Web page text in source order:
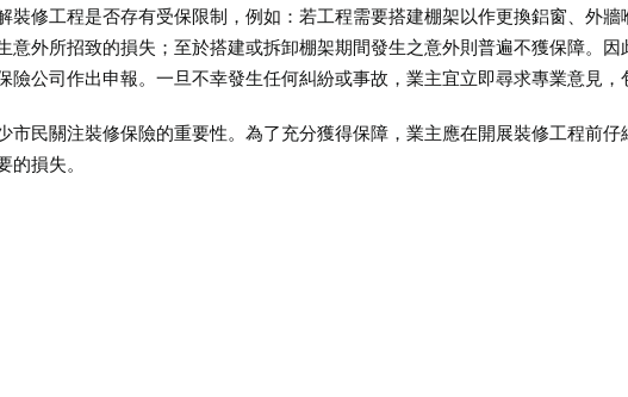
裝修工程是否存有受保限制，例如：若工程需要搭建棚架以作更換鋁窗、外
意外所招致的損失；至於搭建或拆卸棚架期間發生之意外則普遍不獲保障。
公司作出申報。一旦不幸發生任何糾紛或事故，業主宜立即尋求專業意見，
市民關注裝修保險的重要性。為了充分獲得保障，業主應在開展裝修工程前
損失。